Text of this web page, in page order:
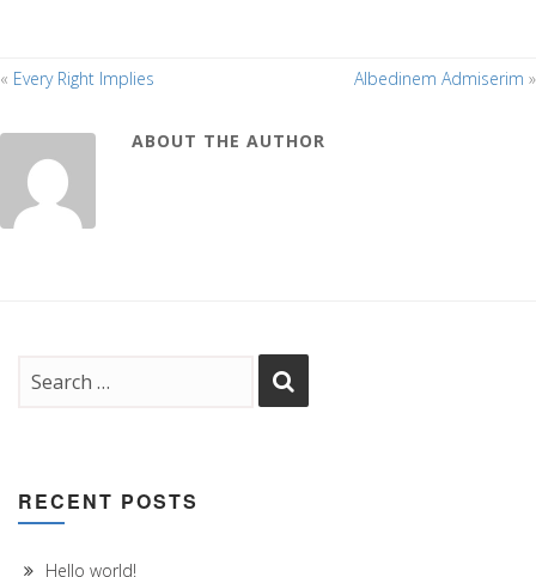
« Every Right Implies Albedinem Admiserim »
ABOUT THE AUTHOR
RECENT POSTS
Hello world!